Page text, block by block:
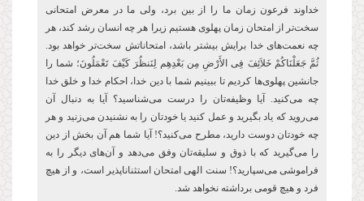
خداوند فرعون زمان‌ ما را از بین برد، ولی ما در معرض امتحانی
سخت‌تر از امتحان زمان پهلوی هستیم زیرا هر چه انسان رشد کند، هر
چه نعمت‌های خدا برایش بیشتر باشد، امتحاناتش سخت‌تر خواهد بود.
ثُمَّ جَعَلْنَاكُمْ خَلاَئِفَ فِی الأَرْضِ مِن بَعْدِهِم لِنَنظُرَ كَیْفَ تَعْمَلُونَ؛ شما را
جانشین پهلو‌ی‌ها کردیم تا ببینیم شما با دین خدا، احکام خدا و خلق خدا
چه می‌کنید. آیا وظیفه‌تان را درست می‌شناسید؟ آیا به دنبال آن
می‌روید که یاد بگیرید و عمل کنید یا خودتان را به نشنیدن می‌زنید و هر
چه خودتان دوست دارید، مطرح می‌کنید؟! آیا شما هم آن بخش از دین
را می‌گیرید که با ذوق و سلیقه‌تان وفق می‌دهد و آن‌های دیگر را به
فراموشی می‌سپارید؟! سنت الهی امتحان استثناناپذیر است، و از هیچ
فرد و هیچ قومی برداشته نخواهد شد.